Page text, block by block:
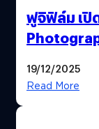
ฟูจิฟิล์ม เปิ
19/12/2025
Read More